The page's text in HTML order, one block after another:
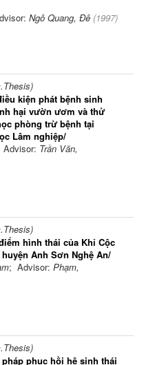
Ngô Quang, Đê (1997)
kiện phát bệnh sinh
hại vườn ươm và thử
phòng trừ bệnh tại
Lâm nghiệp/
Trần Văn,
hình thái của Khỉ Cộc
Anh Sơn Nghệ An/
; Advisor: Phạm,
phục hồi hệ sinh thái